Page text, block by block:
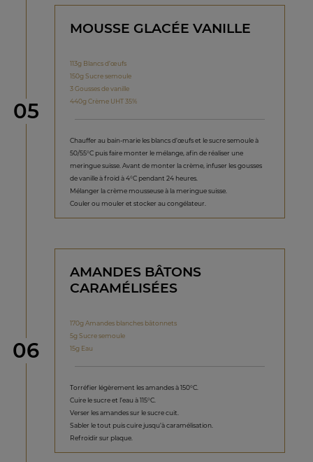
étape
05
MOUSSE GLACÉE VANILLE
113g Blancs d’œufs
150g Sucre semoule
3 Gousses de vanille
440g Crème UHT 35%
Chauffer au bain-marie les blancs d’œufs et le sucre semoule à
50/55°C puis faire monter le mélange, afin de réaliser une
meringue suisse. Avant de monter la crème, infuser les gousses
de vanille à froid à 4°C pendant 24 heures.
Mélanger la crème mousseuse à la meringue suisse.
Couler ou mouler et stocker au congélateur.
étape
06
AMANDES BÂTONS
CARAMÉLISÉES
170g Amandes blanches bâtonnets
5g Sucre semoule
15g Eau
Torréfier légèrement les amandes à 150°C.
Cuire le sucre et l’eau à 115°C.
Verser les amandes sur le sucre cuit.
Sabler le tout puis cuire jusqu’à caramélisation.
Refroidir sur plaque.